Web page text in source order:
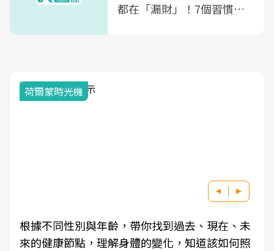
都在「漏財」！7個習慣一
荷爾蒙時光機
根據不同性別與年齡，帶你找到過去、現在、未
來的健康節點，理解身體的變化，知道該如何照